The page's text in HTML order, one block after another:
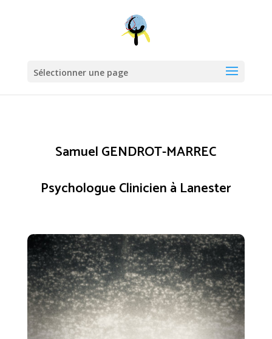
Sélectionner une page
Samuel GENDROT-MARREC
Psychologue Clinicien à Lanester